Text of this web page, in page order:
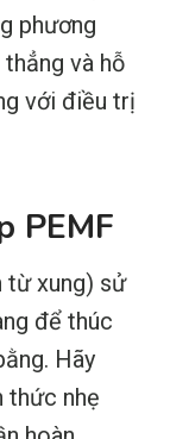
phương
và hỗ
với điều trị
PEMF
từ xung) sử
để thúc
Hãy
thức nhẹ